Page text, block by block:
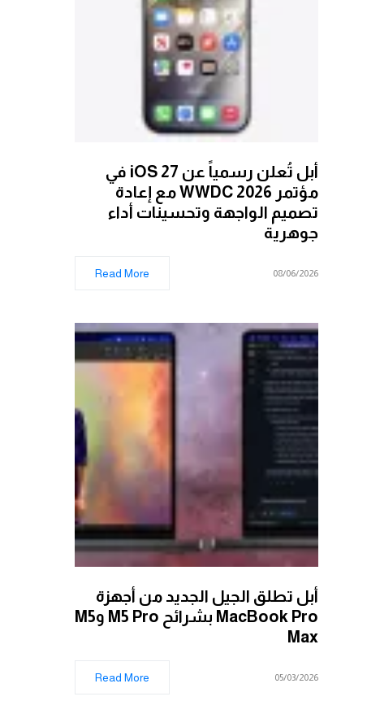
أبل تُعلن رسمياً عن iOS 27 في
مؤتمر WWDC 2026 مع إعادة
تصميم الواجهة وتحسينات أداء
جوهرية
08/06/2026
Read More
أبل تطلق الجيل الجديد من أجهزة
MacBook Pro بشرائح M5 Pro وM5
Max
05/03/2026
Read More